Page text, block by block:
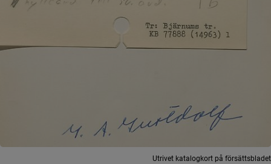
Utrivet katalogkort på försättsbladet